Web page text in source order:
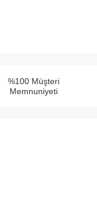
%100 Müşteri
Memnuniyeti